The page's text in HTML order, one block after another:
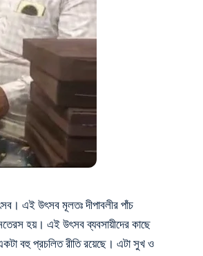
এই উৎসব মূলতঃ দীপাবলীর পাঁচ
হয়। এই উৎসব ব্যবসায়ীদের কাছে
বহু প্রচলিত রীতি রয়েছে। এটা সুখ ও